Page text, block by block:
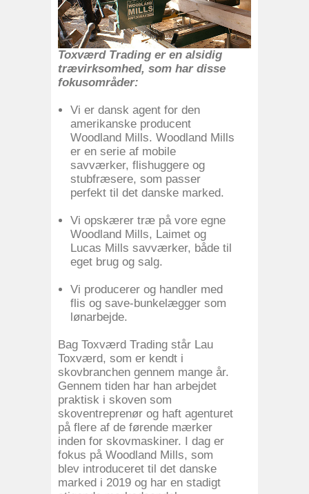
Toxværd Trading er en alsidig
trævirksomhed, som har disse
fokusområder:
Vi er dansk agent for den
amerikanske producent
Woodland Mills. Woodland Mills
er en serie af mobile
savværker, flishuggere og
stubfræsere, som passer
perfekt til det danske marked.
Vi opskærer træ på vore egne
Woodland Mills, Laimet og
Lucas Mills savværker, både til
eget brug og salg.
Vi producerer og handler med
flis og save-bunkelægger som
lønarbejde.
Bag Toxværd Trading står Lau
Toxværd, som er kendt i
skovbranchen gennem mange år.
Gennem tiden har han arbejdet
praktisk i skoven som
skoventreprenør og haft agenturet
på flere af de førende mærker
inden for skovmaskiner. I dag er
fokus på Woodland Mills, som
blev introduceret til det danske
marked i 2019 og har en stadigt